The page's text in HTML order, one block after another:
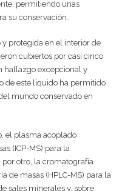
permitiendo unas
su conservación.
protegida en el interior de
cubiertos por casi cinco
hallazgo excepcional y
de este líquido ha permitido
mundo conservado en
el plasma acoplado
(ICP-MS) para la
otro, la cromatografía
de masas (HPLC-MS) para la
sales minerales y, sobre